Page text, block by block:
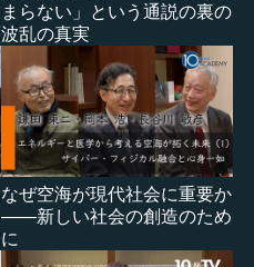
まらない」という通説の裏の
波乱の真実
なぜ空海が現代社会に重要か
――新しい社会の創造のため
に